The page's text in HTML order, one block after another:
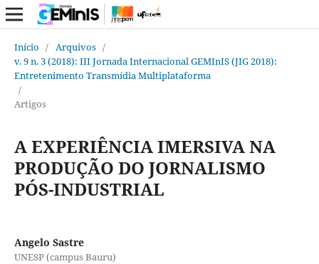
Início / Arquivos /
v. 9 n. 3 (2018): III Jornada Internacional GEMInIS (JIG 2018):
Entretenimento Transmídia Multiplataforma
/
Artigos
A EXPERIÊNCIA IMERSIVA NA
PRODUÇÃO DO JORNALISMO
PÓS-INDUSTRIAL
Angelo Sastre
UNESP (campus Bauru)